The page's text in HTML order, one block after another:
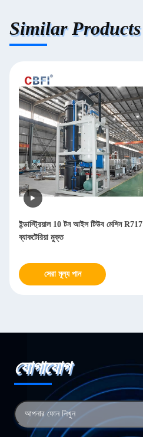
Similar Products
ইন্ডাস্ট্রিয়াল 10 টন আইস টিউব মেশিন R717
ব্যাকটেরিয়া মুক্ত
সেরা মূল্য পান
যোগাযোগ